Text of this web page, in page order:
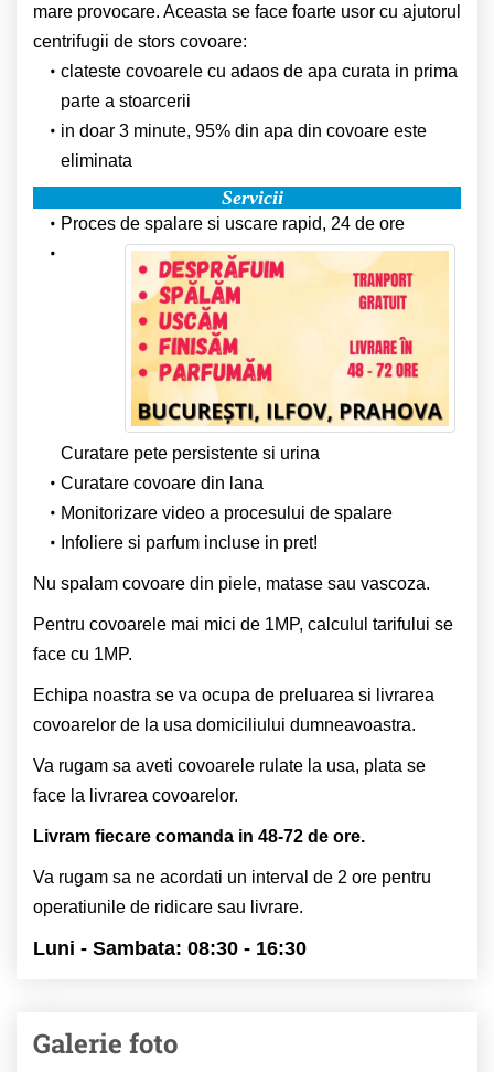
mare provocare. Aceasta se face foarte usor cu ajutorul
centrifugii de stors covoare:
clateste covoarele cu adaos de apa curata in prima
parte a stoarcerii
in doar 3 minute, 95% din apa din covoare este
eliminata
Servicii
Proces de spalare si uscare rapid, 24 de ore
Curatare pete persistente si urina
Curatare covoare din lana
Monitorizare video a procesului de spalare
Infoliere si parfum incluse in pret!
Nu spalam covoare din piele, matase sau vascoza.
Pentru covoarele mai mici de 1MP, calculul tarifului se
face cu 1MP.
Echipa noastra se va ocupa de preluarea si livrarea
covoarelor de la usa domiciliului dumneavoastra.
Va rugam sa aveti covoarele rulate la usa, plata se
face la livrarea covoarelor.
Livram fiecare comanda in 48-72 de ore.
Va rugam sa ne acordati un interval de 2 ore pentru
operatiunile de ridicare sau livrare.
Luni - Sambata: 08:30 - 16:30
Galerie foto